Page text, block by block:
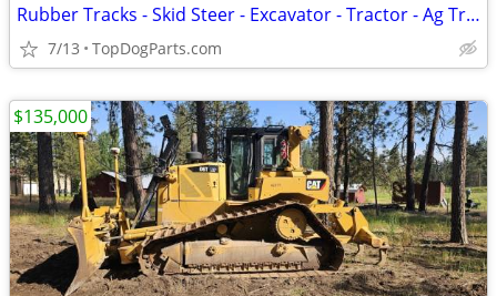
Rubber Tracks - Skid Steer - Excavator - Tractor - Ag Track
7/13 TopDogParts.com
$135,000